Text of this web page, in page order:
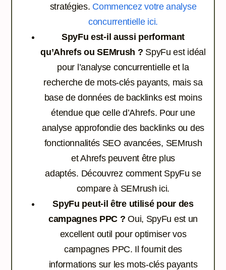
stratégies. Commencez votre analyse
concurrentielle ici.
SpyFu est-il aussi performant
qu’Ahrefs ou SEMrush ? SpyFu est idéal
pour l’analyse concurrentielle et la
recherche de mots-clés payants, mais sa
base de données de backlinks est moins
étendue que celle d’Ahrefs. Pour une
analyse approfondie des backlinks ou des
fonctionnalités SEO avancées, SEMrush
et Ahrefs peuvent être plus
adaptés. Découvrez comment SpyFu se
compare à SEMrush ici.
SpyFu peut-il être utilisé pour des
campagnes PPC ? Oui, SpyFu est un
excellent outil pour optimiser vos
campagnes PPC. Il fournit des
informations sur les mots-clés payants